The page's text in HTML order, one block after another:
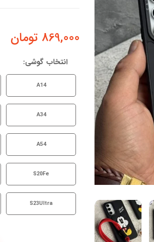
869,000 تومان
انتخاب گوشی:
A14
A34
A54
S20Fe
S23Ultra